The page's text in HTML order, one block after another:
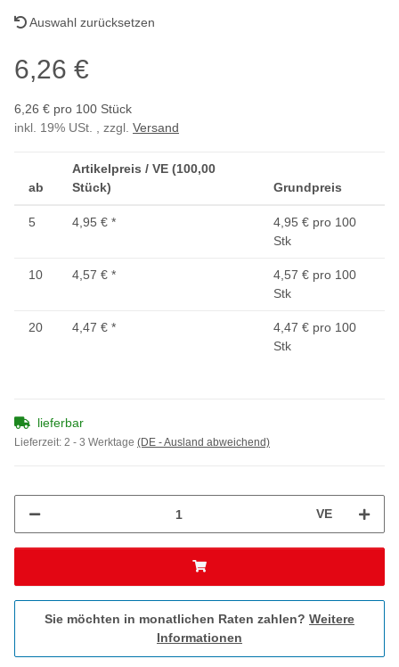
Auswahl zurücksetzen
6,26 €
6,26 € pro 100 Stück
inkl. 19% USt. , zzgl. Versand
ab
Artikelpreis / VE (100,00
Stück)
Grundpreis
5 4,95 € *
4,95 € pro 100
Stk
10 4,57 € *
4,57 € pro 100
Stk
20 4,47 € *
4,47 € pro 100
Stk
lieferbar
Lieferzeit: 2 - 3 Werktage (DE - Ausland abweichend)
VE
Sie möchten in monatlichen Raten zahlen? Weitere
Informationen